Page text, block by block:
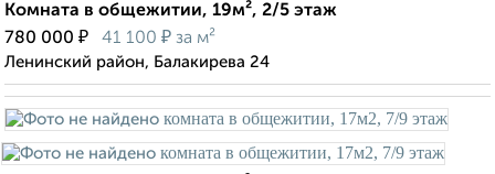
Комната в общежитии, 19м², 2/5 этаж
780 000 ₽ 41 100 ₽ за м²
Ленинский район, Балакирева 24